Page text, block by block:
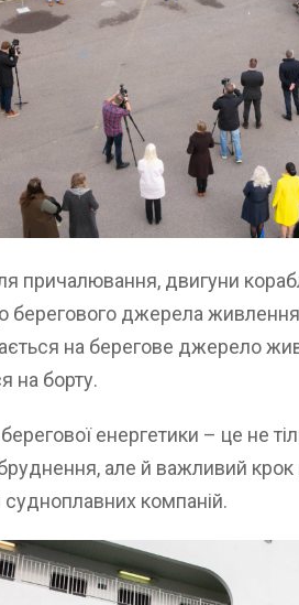
причалювання, двигуни
берегового джерела
на берегове джерело
на борту.
енергетики – це не
але й важливий крок
судноплавних компаній.